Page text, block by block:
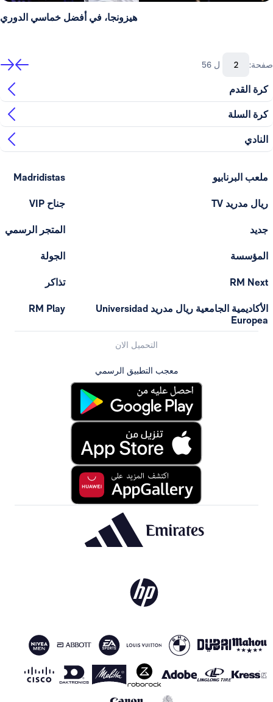
هيزونجا، في أفضل خماسي الدوري
صفحة: ل 56
كرة القدم
كرة السلة
النادي
ملعب البرنابيو
ريال مدريد TV
جديد
المؤسسة
RM Next
الأكاديمية الجامعية ريال مدريد Universidad
Europea
Madridistas
جناح VIP
المتجر الرسمي
الجولة
تذاكر
RM Play
التحميل الان
معجب التطبيق الرسمي